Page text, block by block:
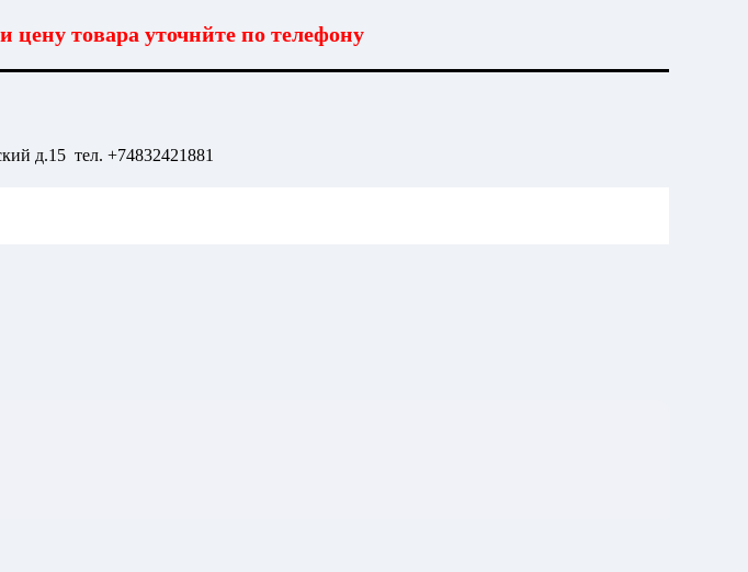
товара уточнйте по телефону
д.15 тел. +74832421881